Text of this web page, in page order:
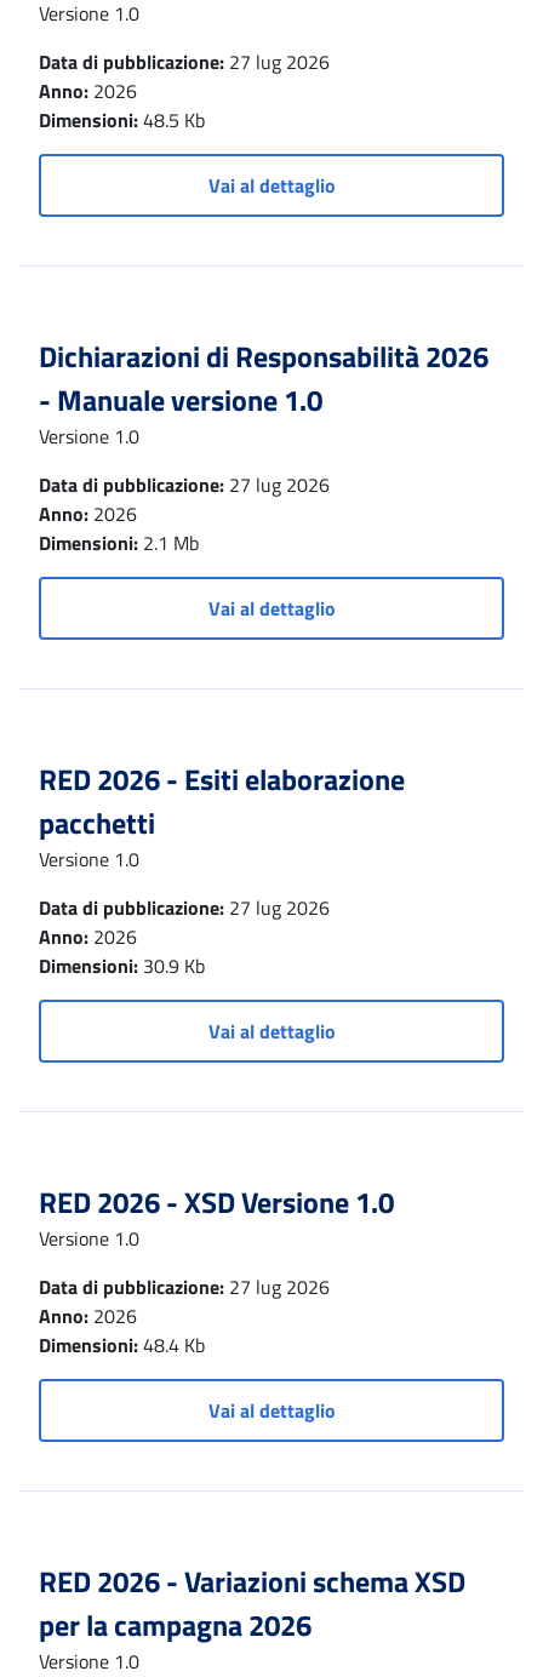
Versione 1.0
Data di pubblicazione: 27 lug 2026
Anno: 2026
Dimensioni:48.5 Kb
Vai al dettaglio
Dichiarazioni di Responsabilità 2026
- Manuale versione 1.0
Versione 1.0
Data di pubblicazione: 27 lug 2026
Anno: 2026
Dimensioni: 2.1 Mb
Vai al dettaglio
RED 2026 - Esiti elaborazione
pacchetti
Versione 1.0
Data di pubblicazione: 27 lug 2026
Anno: 2026
Dimensioni: 30.9 Kb
Vai al dettaglio
RED 2026 - XSD Versione 1.0
Versione 1.0
Data di pubblicazione: 27 lug 2026
Anno: 2026
Dimensioni:48.4 Kb
Vai al dettaglio
RED 2026 - Variazioni schema XSD
per la campagna 2026
Versione 1.0